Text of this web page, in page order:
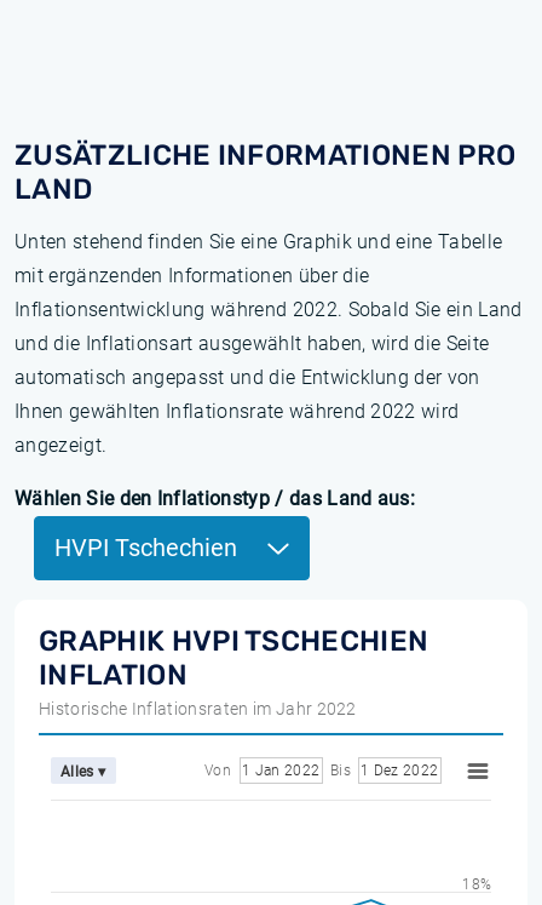
ZUSÄTZLICHE INFORMATIONEN PRO
LAND
Unten stehend finden Sie eine Graphik und eine Tabelle
mit ergänzenden Informationen über die
Inflationsentwicklung während 2022. Sobald Sie ein Land
und die Inflationsart ausgewählt haben, wird die Seite
automatisch angepasst und die Entwicklung der von
Ihnen gewählten Inflationsrate während 2022 wird
angezeigt.
Wählen Sie den Inflationstyp / das Land aus:
HVPI Tschechien
GRAPHIK HVPI TSCHECHIEN
INFLATION
Historische Inflationsraten im Jahr 2022
Alles ▾ Von 1 Jan 2022 Bis 1 Dez 2022
18%